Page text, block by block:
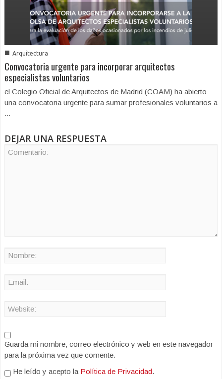
■ Arquitectura
Convocatoria urgente para incorporar arquitectos
especialistas voluntarios
el Colegio Oficial de Arquitectos de Madrid (COAM) ha abierto
una convocatoria urgente para sumar profesionales voluntarios a
...
DEJAR UNA RESPUESTA
Guarda mi nombre, correo electrónico y web en este navegador
para la próxima vez que comente.
He leído y acepto la Política de Privacidad.